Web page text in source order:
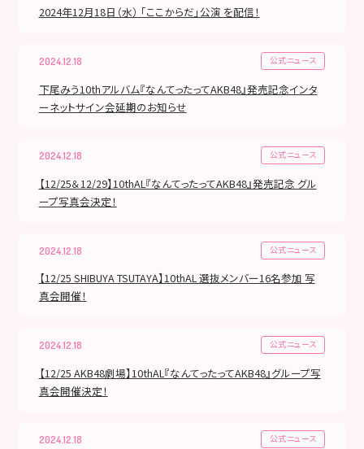
2024年12月18日（水） 「ここからだ」公演 を配信！
2024.12.18 公式ニュース
下尾みう10thアルバム『なんてったってAKB48』発売記念インタ
ーネットサイン会延期のお知らせ
2024.12.18 公式ニュース
【12/25＆12/29】10thAL『なんてったってAKB48』発売記念 グル
ープ写真会決定！
2024.12.18 公式ニュース
【12/25 SHIBUYA TSUTAYA】10thAL 選抜メンバー16名参加 写
真会開催！
2024.12.18 公式ニュース
【12/25 AKB48劇場】10thAL『なんてったってAKB48』グループ写
真会開催決定！
2024.12.18 公式ニュース